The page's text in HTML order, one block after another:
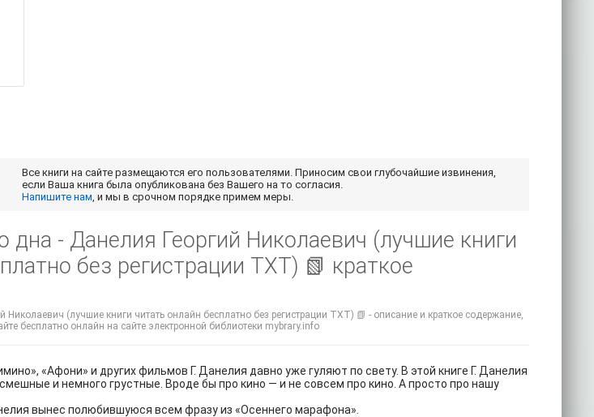
Все книги на сайте размещаются его пользователями. Приносим свои глубочайшие извинения,
если Ваша книга была опубликована без Вашего на то согласия.
Напишите нам , и мы в срочном порядке примем меры.
дна - Данелия Георгий Николаевич (лучшие книги
без регистрации TXT) 📗 краткое
(лучшие книги читать онлайн бесплатно без регистрации TXT) 📗 - описание и краткое содержание,
бесплатно онлайн на сайте электронной библиотеки mybrary.info
«Афони» и других фильмов Г. Данелия давно уже гуляют по свету. В этой книге Г. Данелия
и немного грустные. Вроде бы про кино — и не совсем про кино. А просто про нашу
вынес полюбившуюся всем фразу из «Осеннего марафона».